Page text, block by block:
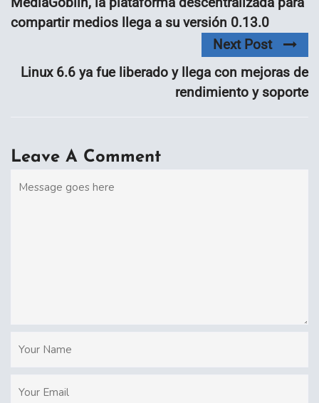
compartir medios llega a su versión 0.13.0
Next Post
Linux 6.6 ya fue liberado y llega con mejoras de
rendimiento y soporte
Leave A Comment